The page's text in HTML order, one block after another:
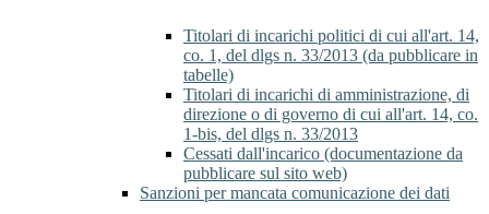
Titolari di incarichi politici di cui all'art. 14,
co. 1, del dlgs n. 33/2013 (da pubblicare in
tabelle)
Titolari di incarichi di amministrazione, di
direzione o di governo di cui all'art. 14, co.
1-bis, del dlgs n. 33/2013
Cessati dall'incarico (documentazione da
pubblicare sul sito web)
Sanzioni per mancata comunicazione dei dati